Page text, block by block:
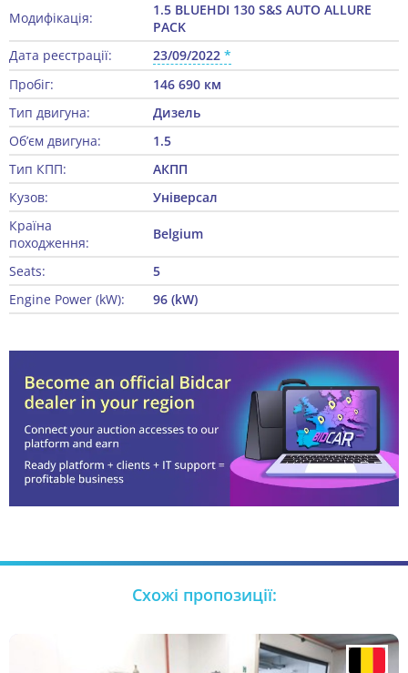
Модифікація:
1.5 BLUEHDI 130 S&S AUTO ALLURE
PACK
Дата реєстрації:
23/09/2022
Пробіг:
146 690 км
Тип двигуна:
Дизель
Об’єм двигуна:
1.5
Тип КПП:
АКПП
Кузов:
Універсал
Країна
походження:
Belgium
Seats:
5
Engine Power (kW):
96 (kW)
Схожі пропозиції: